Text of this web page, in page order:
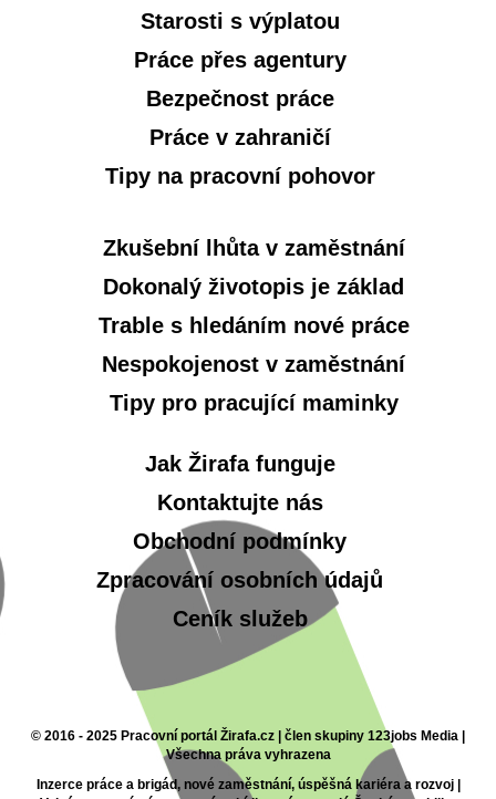
Starosti s výplatou
Práce přes agentury
Bezpečnost práce
Práce v zahraničí
Tipy na pracovní pohovor
Zkušební lhůta v zaměstnání
Dokonalý životopis je základ
Trable s hledáním nové práce
Nespokojenost v zaměstnání
Tipy pro pracující maminky
Jak Žirafa funguje
Kontaktujte nás
Obchodní podmínky
Zpracování osobních údajů
Ceník služeb
© 2016 - 2025 Pracovní portál Žirafa.cz | člen skupiny 123jobs Media |
Všechna práva vyhrazena
Inzerce práce a brigád, nové zaměstnání, úspěšná kariéra a rozvoj |